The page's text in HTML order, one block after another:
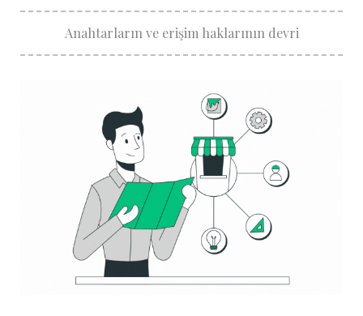
Anahtarların ve erişim haklarının devri